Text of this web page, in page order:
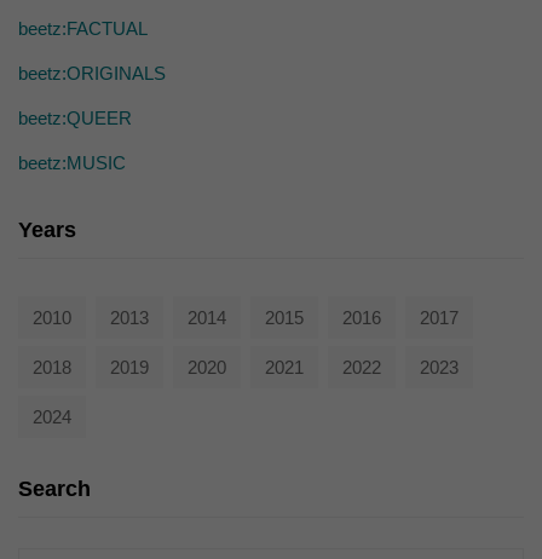
beetz:FACTUAL
beetz:ORIGINALS
beetz:QUEER
beetz:MUSIC
Years
2010 2013 2014 2015 2016 2017
2018 2019 2020 2021 2022 2023
2024
Search
Externe Medien (7)
Inhalte von Videoplattformen und Social-Media-Plattformen werden
werden, bedarf der Zugriff auf diese Inhalte keiner manuellen Einwilligung